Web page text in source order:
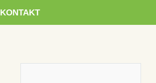
KONTAKT